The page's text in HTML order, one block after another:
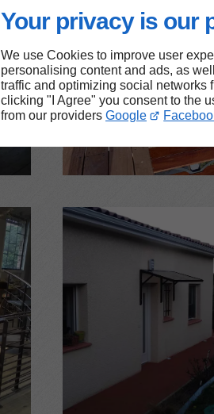
Your privacy is our
We use Cookies to improve user
personalising content and ads, as
traffic and optimizing social networks
clicking "I Agree" you consent to the
from our providers Google